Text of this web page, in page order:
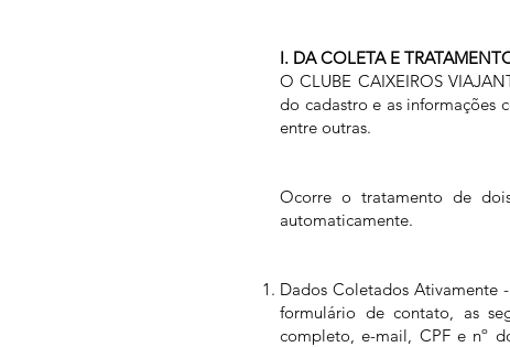
I. DA COLETA E
O CLUBE CAIXEIROS
do cadastro e as informações
entre outras.
Ocorre o tratamento de
automaticamente.
Dados Coletados Ativamente
formulário de contato, as
completo, e-mail, CPF e nº